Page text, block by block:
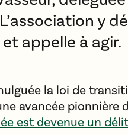
y
appelle à agir.
la loi de
avancée pionnière
est devenue un délit